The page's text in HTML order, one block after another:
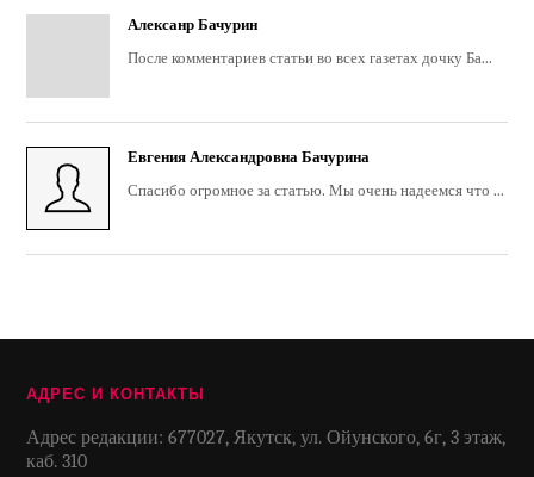
Алексанр Бачурин
После комментариев статьи во всех газетах дочку Ба...
Евгения Александровна Бачурина
Спасибо огромное за статью. Мы очень надеемся что ...
АДРЕС И КОНТАКТЫ
Адрес редакции: 677027, Якутск, ул. Ойунского, 6г, 3 этаж,
каб. 310